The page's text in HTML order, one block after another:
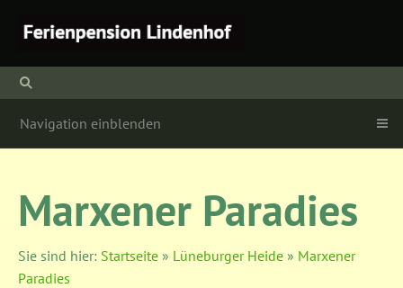
Navigation einblenden
Marxener Paradies
Sie sind hier: Startseite » Lüneburger Heide » Marxener
Paradies